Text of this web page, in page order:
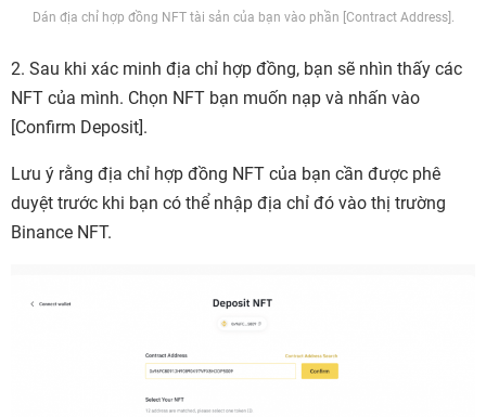
Dán địa chỉ hợp đồng NFT tài sản của bạn vào phần [Contract Address].
2. Sau khi xác minh địa chỉ hợp đồng, bạn sẽ nhìn thấy các
NFT của mình. Chọn NFT bạn muốn nạp và nhấn vào
[Confirm Deposit].
Lưu ý rằng địa chỉ hợp đồng NFT của bạn cần được phê
duyệt trước khi bạn có thể nhập địa chỉ đó vào thị trường
Binance NFT.